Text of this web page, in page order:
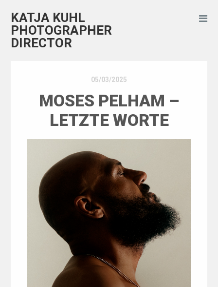
KATJA KUHL
PHOTOGRAPHER
DIRECTOR
05/03/2025
MOSES PELHAM –
LETZTE WORTE